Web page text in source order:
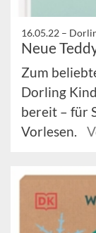
16.05.22 –
Neue
Zum
Dorling
bereit – für
Vorlesen.